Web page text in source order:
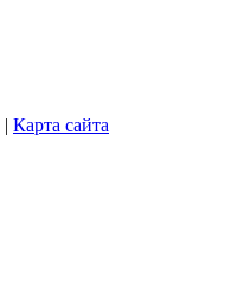
| Карта сайта